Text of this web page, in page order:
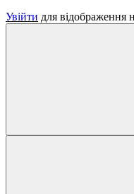
Увійти для відображення